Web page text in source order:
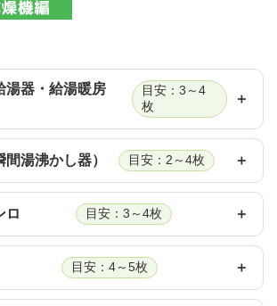
湯器・給湯暖房
目安：3～4
枚
湯沸かし器） 目安：2～4枚
ロ 目安：3～4枚
目安：4～5枚